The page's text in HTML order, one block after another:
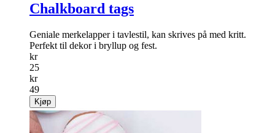
Chalkboard tags
Geniale merkelapper i tavlestil, kan skrives på med kritt.
Perfekt til dekor i bryllup og fest.
kr
25
kr
49
Kjøp